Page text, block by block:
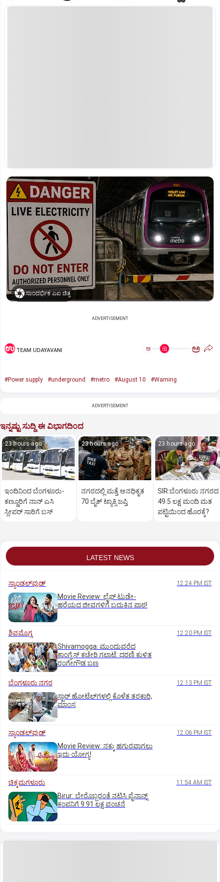
ಸಾಂದರ್ಭಿಕ ಎಐ ಚಿತ್ರ
ADVERTISEMENT
TEAM UDAYAVANI ಅ ಅ
#Power supply #underground #metro #August 10 #Warning
ADVERTISEMENT
ಇನ್ನಷ್ಟು ಸುದ್ದಿ ಈ ವಿಭಾಗದಿಂದ
23 hours ago
ಇಂದಿನಿಂದ ಬೆಂಗಳೂರು-
ಕಣ್ಣೂರಿಗೆ ನಾನ್‌ ಎಸಿ
ಸ್ಲೀಪರ್‌ ಸಾರಿಗೆ ಬಸ್‌
23 hours ago
ನಗರದಲ್ಲಿ ಮತ್ತೆ ಅನಧಿಕೃತ
70 ಬೈಕ್‌ ಟ್ಯಾಕ್ಸಿ ಜಪ್ತಿ
23 hours ago
SIR:ಬೆಂಗಳೂರು ನಗರದ
49.5 ಲಕ್ಷ ಮಂದಿ ಮತ
ಪಟ್ಟಿಯಿಂದ ಹೊರಕ್ಕೆ?
LATEST NEWS
ಸ್ಯಾಂಡಲ್‌ವುಡ್‌ 12:24 PM IST
Movie Review: ಲೈಫ್‌ ಟುಡೇ-
ಹರೆಯದ ಜೀವಗಳಿಗೆ ಬದುಕಿನ ಪಾಠ!
ಶಿವಮೊಗ್ಗ 12:20 PM IST
Shivamogga: ಮುಂದುವರೆದ
ಕಾಂಗ್ರೆಸ್ ಕಚೇರಿ ಗಲಾಟೆ: ಧರಣಿ ಕುಳಿತ
ರಂಗೇಗೌಡ ಬಣ
ಬೆಂಗಳೂರು ನಗರ 12:13 PM IST
ಸ್ಟಾರ್‌ ಹೋಟೆಲ್‌ಗ‌ಳಲ್ಲಿ ಕೊಳೆತ ತರಕಾರಿ,
ಮಾಂಸ
ಸ್ಯಾಂಡಲ್‌ವುಡ್‌ 12:06 PM IST
Movie Review: ನಕ್ಕು ಹಗುರವಾಗಲು
ಇದು ಯೋಗ್ಯ!
ಚಿಕ್ಕಮಗಳೂರು 11:54 AM IST
Birur: ಬೇರೊಬ್ಬರಂತೆ ನಟಿಸಿ ಫೈನಾನ್ಸ್
ಕಂಪನಿಗೆ 9.91 ಲಕ್ಷ ವಂಚನೆ